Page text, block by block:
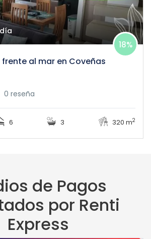
al mar en Coveñas
18%
0 reseña
6 3 320 m2
de Pagos
por Renti
Express